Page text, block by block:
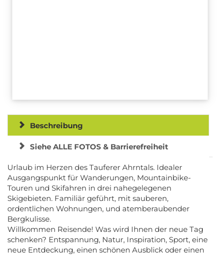
Beschreibung
Siehe ALLE FOTOS & Barrierefreiheit
Urlaub im Herzen des Tauferer Ahrntals. Idealer
Ausgangspunkt für Wanderungen, Mountainbike-
Touren und Skifahren in drei nahegelegenen
Skigebieten. Familiär geführt, mit sauberen,
ordentlichen Wohnungen, und atemberaubender
Bergkulisse.
Willkommen Reisende! Was wird Ihnen der neue Tag
schenken? Entspannung, Natur, Inspiration, Sport, eine
neue Entdeckung, einen schönen Ausblick oder einen